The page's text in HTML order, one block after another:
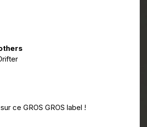
ce GROS GROS label !